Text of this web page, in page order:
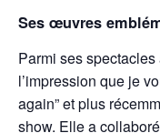
Ses œuvres
Parmi ses spectacles
l’impression que je
again” et plus
show. Elle a